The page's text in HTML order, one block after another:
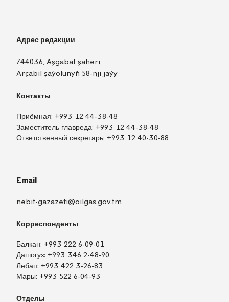
Адрес редакции
744036, Aşgabat şäheri,
Arçabil şaýolunyň 58-nji jaýy
Контакты
Приёмная: +993 12 44-38-48
Заместитель главреда: +993 12 44-38-48
Ответственный секретарь: +993 12 40-30-88
Email
nebit-gazazeti@oilgas.gov.tm
Корреспонденты
Балкан: +993 222 6-09-01
Дашогуз: +993 346 2-48-90
Лебап: +993 422 3-26-83
Мары: +993 522 6-04-93
Отделы